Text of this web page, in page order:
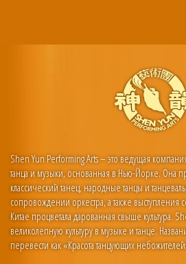
Shen Yun Performing Arts – это ведущая
танца и музыки, основанная в Нью-Йорке. Она
классический танец, народные танцы и
сопровождении оркестра, а также выступления
Китае процветала дарованная свыше культура.
великолепную культуру в музыке и танце.
перевести как «Красота танцующих